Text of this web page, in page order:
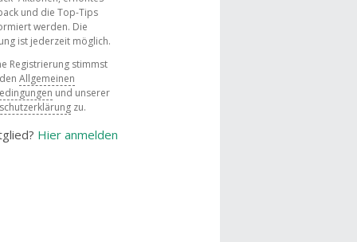
und die Top-Tips
werden. Die
ist jederzeit möglich.
Registrierung stimmst
Allgemeinen
und unserer
zu.
Hier anmelden